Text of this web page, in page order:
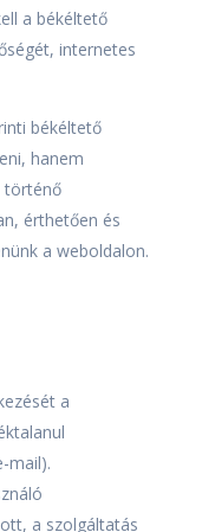
a békéltető
internetes
békéltető
hanem
történő
érthetően és
a weboldalon.
a
mail).
a szolgáltatás